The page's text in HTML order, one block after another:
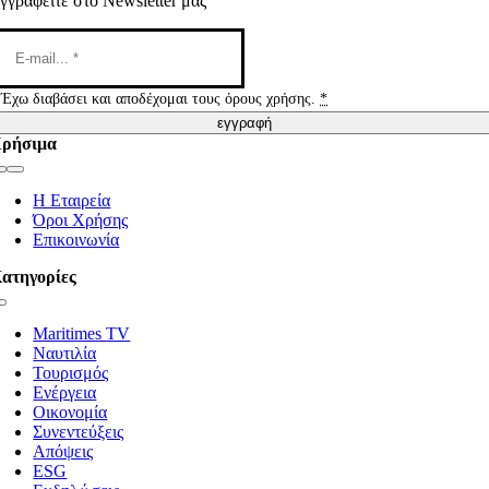
Έχω διαβάσει και αποδέχομαι τους όρους χρήσης.*
εγγραφή
Η Εταιρεία
Όροι Χρήσης
Επικοινωνία
Maritimes TV
Ναυτιλία
Τουρισμός
Ενέργεια
Οικονομία
Συνεντεύξεις
Απόψεις
ESG